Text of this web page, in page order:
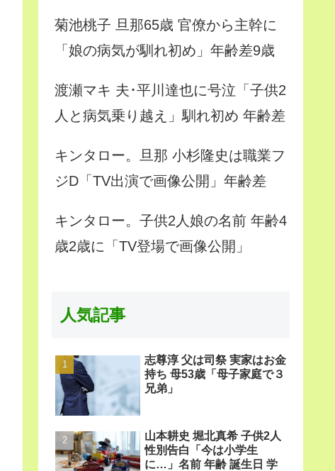
菊池桃子 旦那65歳 官僚から主幹に
「娘の病気が馴れ初め」年齢差9歳
渡瀬マキ 夫･平川達也に号泣「子供2
人と病気乗り越え」馴れ初め 年齢差
キンタロー。旦那 小杉隆史は職業フ
ジD「TV出演で画像公開」年齢差
キンタロー。子供2人娘の名前 年齢4
歳2歳に「TV登場で画像公開」
人気記事
志尊淳 父は司祭 実家はお金
持ち 母53歳「母子家庭で３
兄弟」
山本耕史 堀北真希 子供2人
性別告白「今は小学生
に…」名前 年齢 誕生日 学